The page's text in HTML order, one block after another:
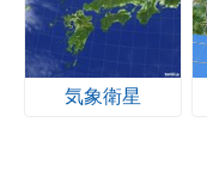
気象衛星